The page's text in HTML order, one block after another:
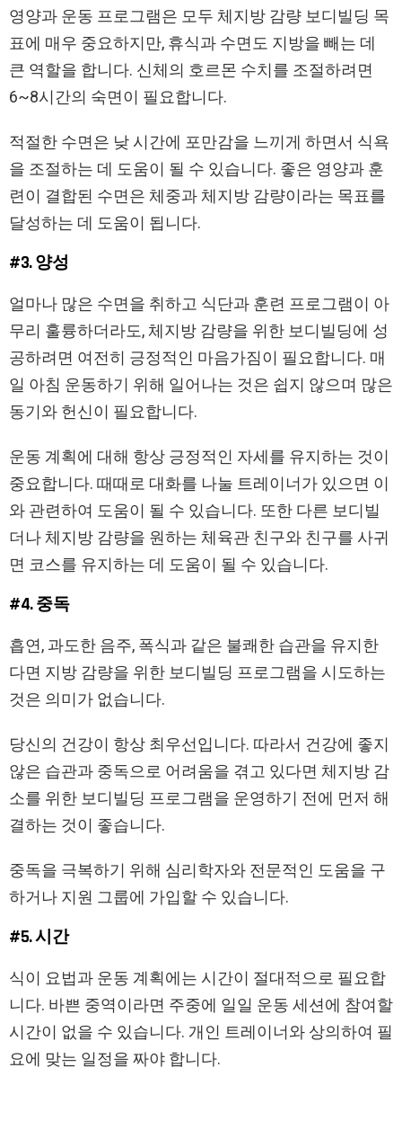
영양과 운동 프로그램은 모두 체지방 감량 보디빌딩 목
표에 매우 중요하지만, 휴식과 수면도 지방을 빼는 데
큰 역할을 합니다. 신체의 호르몬 수치를 조절하려면
6~8시간의 숙면이 필요합니다.
적절한 수면은 낮 시간에 포만감을 느끼게 하면서 식욕
을 조절하는 데 도움이 될 수 있습니다. 좋은 영양과 훈
련이 결합된 수면은 체중과 체지방 감량이라는 목표를
달성하는 데 도움이 됩니다.
#3. 양성
얼마나 많은 수면을 취하고 식단과 훈련 프로그램이 아
무리 훌륭하더라도, 체지방 감량을 위한 보디빌딩에 성
공하려면 여전히 긍정적인 마음가짐이 필요합니다. 매
일 아침 운동하기 위해 일어나는 것은 쉽지 않으며 많은
동기와 헌신이 필요합니다.
운동 계획에 대해 항상 긍정적인 자세를 유지하는 것이
중요합니다. 때때로 대화를 나눌 트레이너가 있으면 이
와 관련하여 도움이 될 수 있습니다. 또한 다른 보디빌
더나 체지방 감량을 원하는 체육관 친구와 친구를 사귀
면 코스를 유지하는 데 도움이 될 수 있습니다.
#4. 중독
흡연, 과도한 음주, 폭식과 같은 불쾌한 습관을 유지한
다면 지방 감량을 위한 보디빌딩 프로그램을 시도하는
것은 의미가 없습니다.
당신의 건강이 항상 최우선입니다. 따라서 건강에 좋지
않은 습관과 중독으로 어려움을 겪고 있다면 체지방 감
소를 위한 보디빌딩 프로그램을 운영하기 전에 먼저 해
결하는 것이 좋습니다.
중독을 극복하기 위해 심리학자와 전문적인 도움을 구
하거나 지원 그룹에 가입할 수 있습니다.
#5. 시간
식이 요법과 운동 계획에는 시간이 절대적으로 필요합
니다. 바쁜 중역이라면 주중에 일일 운동 세션에 참여할
시간이 없을 수 있습니다. 개인 트레이너와 상의하여 필
요에 맞는 일정을 짜야 합니다.